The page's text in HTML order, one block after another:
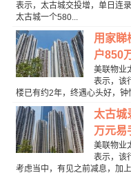
表示，太古城交投增，单日连
太古城一个580...
用家睇
户850
美联物业
表示，该
楼已有约2年，终遇心头好，钟
太古城
万元易
美联物业
表示，该
考虑当中，有见之前减息，加